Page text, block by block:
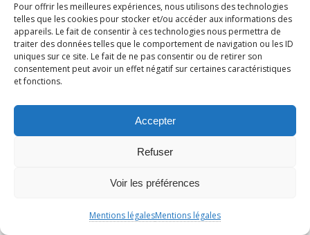
Pour offrir les meilleures expériences, nous utilisons des technologies
telles que les cookies pour stocker et/ou accéder aux informations des
appareils. Le fait de consentir à ces technologies nous permettra de
traiter des données telles que le comportement de navigation ou les ID
uniques sur ce site. Le fait de ne pas consentir ou de retirer son
consentement peut avoir un effet négatif sur certaines caractéristiques
et fonctions.
Accepter
Refuser
Voir les préférences
Mentions légalesMentions légales
PETAIN
PÉTITION
PÉTITIONYADAN
PEUPLE JUIF
PHILIPPE MARLIÈRE
POGROMDENOVEMBRE
POLOGNE